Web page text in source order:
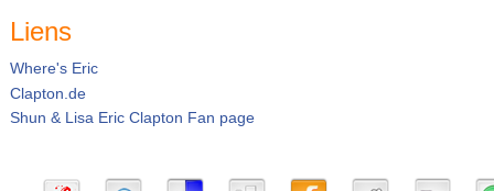
Liens
Where's Eric
Clapton.de
Shun & Lisa Eric Clapton Fan page